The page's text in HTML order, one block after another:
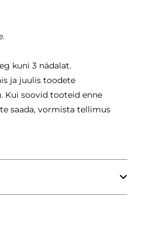
kuni 3 nädalat.
ja juulis toodete
Kui soovid tooteid enne
saada, vormista tellimus